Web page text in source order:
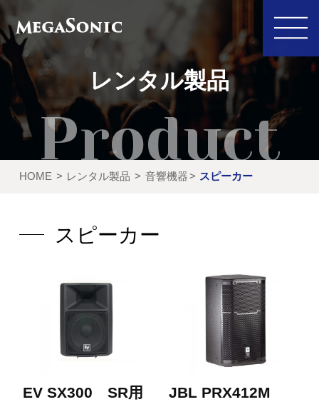
私たちにできること
イベント実績
レンタル製品
新着情報
レンタル製品
HOME レンタル製品 音響機器 スピーカー
スピーカー
EV SX300 SR用
JBL PRX412M